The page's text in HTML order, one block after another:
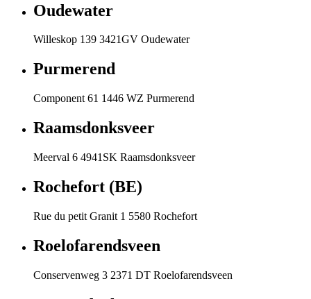
Oudewater
Willeskop 139 3421GV Oudewater
Purmerend
Component 61 1446 WZ Purmerend
Raamsdonksveer
Meerval 6 4941SK Raamsdonksveer
Rochefort (BE)
Rue du petit Granit 1 5580 Rochefort
Roelofarendsveen
Conservenweg 3 2371 DT Roelofarendsveen